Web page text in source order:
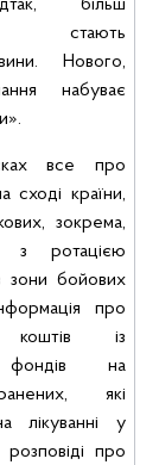
більш
стають
Нового,
набуває
все про
сході країни,
зокрема,
з ротацією
зони бойових
про
коштів із
фондів на
які
лікуванні у
про